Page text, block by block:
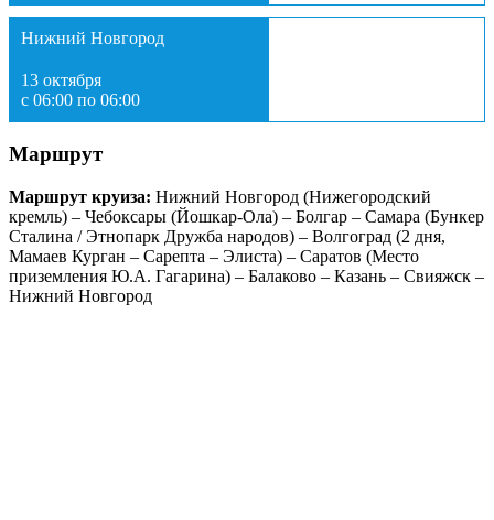
Нижний Новгород
13 октября
с 06:00 по 06:00
Маршрут
Маршрут круиза: Нижний Новгород (Нижегородский
кремль) – Чебоксары (Йошкар-Ола) – Болгар – Самара (Бункер
Сталина / Этнопарк Дружба народов) – Волгоград (2 дня,
Мамаев Курган – Сарепта – Элиста) – Саратов (Место
приземления Ю.А. Гагарина) – Балаково – Казань – Свияжск –
Нижний Новгород